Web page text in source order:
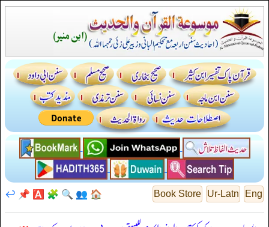
Eng
Ur-Latn
Book Store
🏠
👥
🔍
🧩
🅰️
📌
↩️